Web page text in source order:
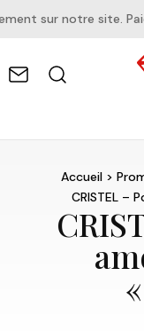
sur notre site.
Accueil>
CRISTEL –